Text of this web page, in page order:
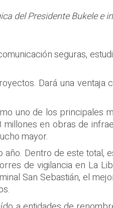
del Presidente Bukele e
seguras,
Dará una ventaja
uno de los principales
en obras de
mayor.
Dentro de este total,
de vigilancia en La
San Sebastián, el